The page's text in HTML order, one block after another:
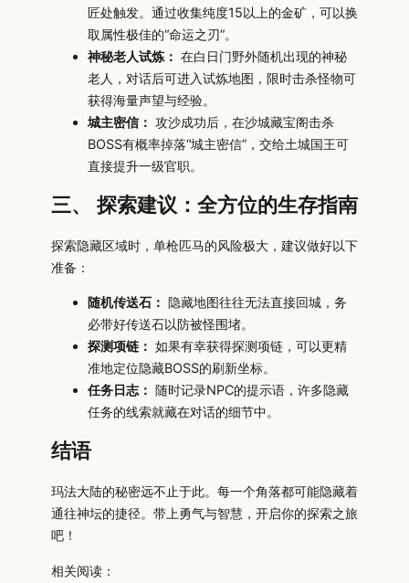
匠处触发。通过收集纯度15以上的金矿，可以换
取属性极佳的“命运之刃”。
神秘老人试炼： 在白日门野外随机出现的神秘
老人，对话后可进入试炼地图，限时击杀怪物可
获得海量声望与经验。
城主密信： 攻沙成功后，在沙城藏宝阁击杀
BOSS有概率掉落“城主密信”，交给土城国王可
直接提升一级官职。
三、 探索建议：全方位的生存指南
探索隐藏区域时，单枪匹马的风险极大，建议做好以下
准备：
随机传送石： 隐藏地图往往无法直接回城，务
必带好传送石以防被怪围堵。
探测项链： 如果有幸获得探测项链，可以更精
准地定位隐藏BOSS的刷新坐标。
任务日志： 随时记录NPC的提示语，许多隐藏
任务的线索就藏在对话的细节中。
结语
玛法大陆的秘密远不止于此。每一个角落都可能隐藏着
通往神坛的捷径。带上勇气与智慧，开启你的探索之旅
吧！
相关阅读：